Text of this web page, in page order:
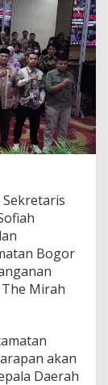
Bogor
Mirah
akan
Daerah